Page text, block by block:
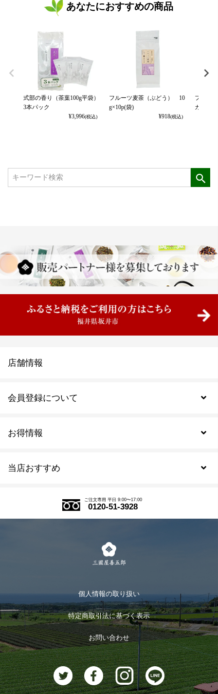
あなたにおすすめの商品
式部の香り（茶葉100g平袋）
3本パック
¥3,996(税込)
フルーツ麦茶（ぶどう） 10
g×10p(袋)
¥918(税込)
フルー
カット
当店おすすめ
式部の香りシリーズ
お茶のギフト
おすすめのお茶
お茶に合うスイーツ
お得情報
会員登録について
会員規約について
ログイン
ログアウト
店舗情報
ご注文専用 平日 9:00〜17:00
0120-51-3928
個人情報の取り扱い
特定商取引法に基づく表示
お問い合わせ